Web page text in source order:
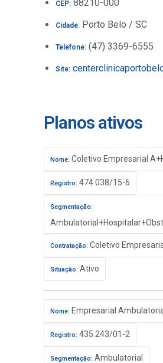
CEP: 88210-000
Cidade: Porto Belo / SC
Telefone: (47) 3369-6555
Site:
Planos ativos
Nome: Coletivo Empresarial
Registro: 474.038/15-6
Segmentação:
Contratação: Coletivo
Situação: Ativo
Nome: Empresarial
Registro: 435.243/01-2
Segmentação: Ambulatorial